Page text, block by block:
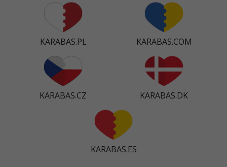
KARABAS.PL KARABAS.COM
KARABAS.CZ KARABAS.DK
KARABAS.ES